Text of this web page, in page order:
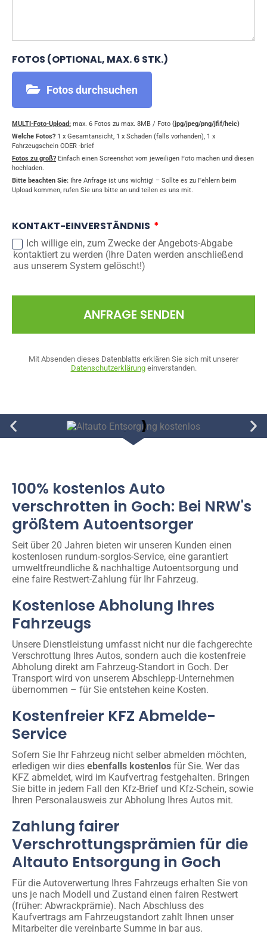
FOTOS (OPTIONAL, MAX. 6 STK.)
Fotos durchsuchen
MULTI-Foto-Upload: max. 6 Fotos zu max. 8MB / Foto (jpg/jpeg/png/jfif/heic)
Welche Fotos? 1 x Gesamtansicht, 1 x Schaden (falls vorhanden), 1 x
Fahrzeugschein ODER -brief
Fotos zu groß? Einfach einen Screenshot vom jeweiligen Foto machen und diesen
hochladen.
Bitte beachten Sie: Ihre Anfrage ist uns wichtig! – Sollte es zu Fehlern beim
Upload kommen, rufen Sie uns bitte an und teilen es uns mit.
KONTAKT-EINVERSTÄNDNIS
Ich willige ein, zum Zwecke der Angebots-Abgabe
kontaktiert zu werden (Ihre Daten werden anschließend
aus unserem System gelöscht!)
ANFRAGE SENDEN
Mit Absenden dieses Datenblatts erklären Sie sich mit unserer
Datenschutzerklärungeinverstanden.
100% kostenlos Auto
verschrotten in Goch: Bei NRW's
größtem Autoentsorger
Seit über 20 Jahren bieten wir unseren Kunden einen
kostenlosen rundum-sorglos-Service, eine garantiert
umweltfreundliche & nachhaltige Autoentsorgung und
eine faire Restwert-Zahlung für Ihr Fahrzeug.
Kostenlose Abholung Ihres
Fahrzeugs
Unsere Dienstleistung umfasst nicht nur die fachgerechte
Verschrottung Ihres Autos, sondern auch die kostenfreie
Abholung direkt am Fahrzeug-Standort in Goch. Der
Transport wird von unserem Abschlepp-Unternehmen
übernommen – für Sie entstehen keine Kosten.
Kostenfreier KFZ Abmelde-
Service
Sofern Sie Ihr Fahrzeug nicht selber abmelden möchten,
erledigen wir dies ebenfalls kostenlos für Sie. Wer das
KFZ abmeldet, wird im Kaufvertrag festgehalten. Bringen
Sie bitte in jedem Fall den Kfz-Brief und Kfz-Schein, sowie
Ihren Personalausweis zur Abholung Ihres Autos mit.
Zahlung fairer
Verschrottungsprämien für die
Altauto Entsorgung in Goch
Für die Autoverwertung Ihres Fahrzeugs erhalten Sie von
uns je nach Modell und Zustand einen fairen Restwert
(früher: Abwrackprämie). Nach Abschluss des
Kaufvertrags am Fahrzeugstandort zahlt Ihnen unser
Mitarbeiter die vereinbarte Summe in bar aus.